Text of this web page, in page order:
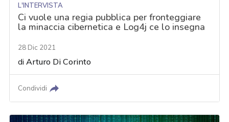
L'INTERVISTA
Ci vuole una regia pubblica per fronteggiare
la minaccia cibernetica e Log4j ce lo insegna
28 Dic 2021
diArturo Di Corinto
Condividi